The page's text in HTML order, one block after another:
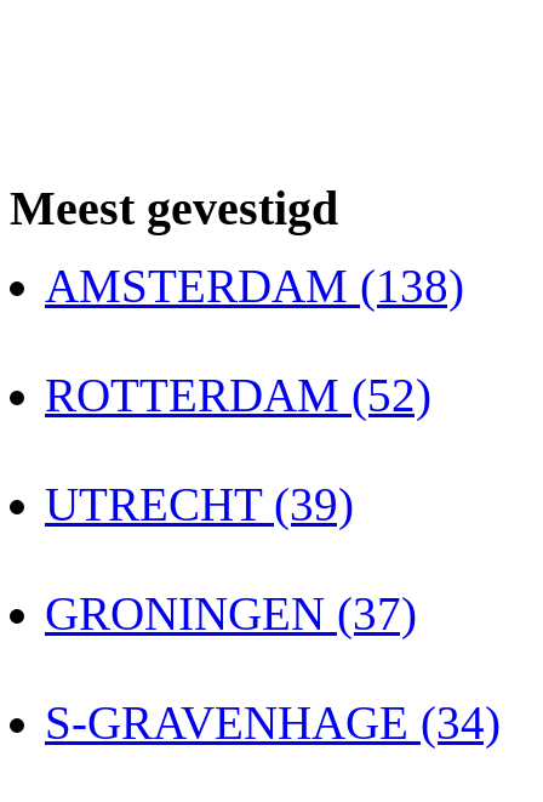
Meest gevestigd
AMSTERDAM (138)
ROTTERDAM (52)
UTRECHT (39)
GRONINGEN (37)
S-GRAVENHAGE (34)